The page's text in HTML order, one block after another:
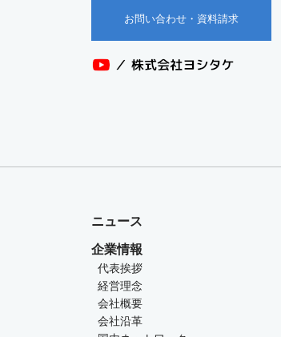
お問い合わせ・資料請求
ニュース
企業情報
代表挨拶
経営理念
会社概要
会社沿革